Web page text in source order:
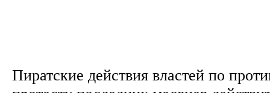
Пиратские действия властей по